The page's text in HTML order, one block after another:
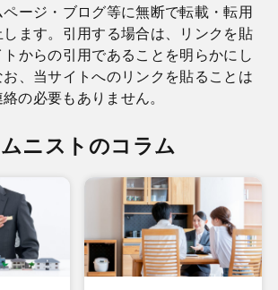
ページ・ブログ等に無断で転載・転用
ます。引用する場合は、リンクを貼
からの引用であることを明らかにし
、当サイトへのリンクを貼ることは
の必要もありません。
ニストのコラム